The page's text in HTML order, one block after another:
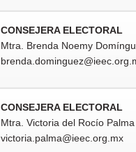
CONSEJERA ELECTORAL
Mtra. Brenda Noemy
CONSEJERA ELECTORAL
Mtra. Victoria del Rocío Palma
victoria.palma@ieec.org.mx